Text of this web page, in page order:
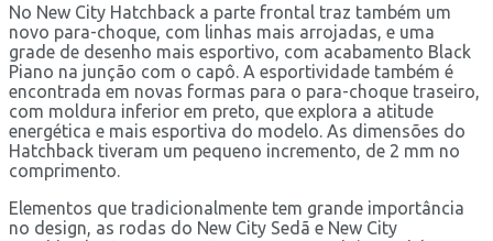
No New City Hatchback a parte frontal traz também um
novo para-choque, com linhas mais arrojadas, e uma
grade de desenho mais esportivo, com acabamento Black
Piano na junção com o capô. A esportividade também é
encontrada em novas formas para o para-choque traseiro,
com moldura inferior em preto, que explora a atitude
energética e mais esportiva do modelo. As dimensões do
Hatchback tiveram um pequeno incremento, de 2 mm no
comprimento.
Elementos que tradicionalmente tem grande importância
no design, as rodas do New City Sedã e New City